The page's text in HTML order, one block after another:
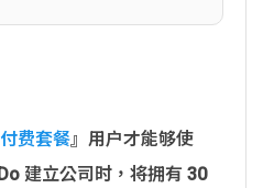
付费套餐』用户才能够使
建立公司时，将拥有 30